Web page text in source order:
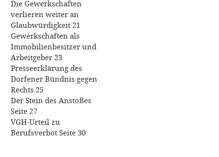
Die Gewerkschaften
verlieren weiter an
Glaubwürdigkeit 21
Gewerkschaften als
Immobilienbesitzer und
Arbeitgeber 23
Presseerklärung des
Dorfener Bündnis gegen
Rechts 25
Der Stein des Anstoßes
Seite 27
VGH-Urteil zu
Berufsverbot Seite 30